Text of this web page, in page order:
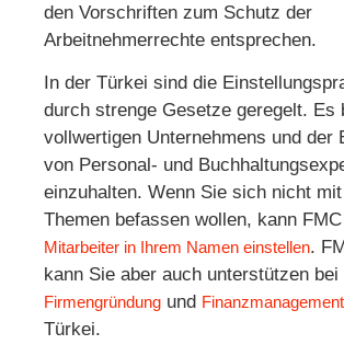
den Vorschriften zum Schutz der
Arbeitnehmerrechte entsprechen.
In der Türkei sind die
durch strenge Gesetze geregelt. Es
vollwertigen Unternehmens und der
von Personal- und
einzuhalten. Wenn Sie sich nicht
Themen befassen wollen, kann
Mitarbeiter in Ihrem Namen einstellen.
kann Sie aber auch unterstützen bei
Firmengründung und Finanzmanagement
Türkei.